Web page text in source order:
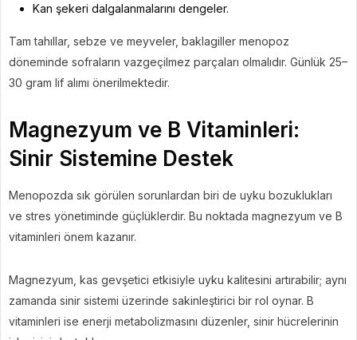
Kan şekeri dalgalanmalarını dengeler.
Tam tahıllar, sebze ve meyveler, baklagiller menopoz
döneminde sofraların vazgeçilmez parçaları olmalıdır. Günlük 25–
30 gram lif alımı önerilmektedir.
Magnezyum ve B Vitaminleri:
Sinir Sistemine Destek
Menopozda sık görülen sorunlardan biri de uyku bozuklukları
ve stres yönetiminde güçlüklerdir. Bu noktada magnezyum ve B
vitaminleri önem kazanır.
Magnezyum, kas gevşetici etkisiyle uyku kalitesini artırabilir; aynı
zamanda sinir sistemi üzerinde sakinleştirici bir rol oynar. B
vitaminleri ise enerji metabolizmasını düzenler, sinir hücrelerinin